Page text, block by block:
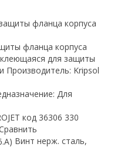
фланца корпуса
для защиты
Производитель: Kripsol
Для
код 36306 330
Винт нерж. сталь,